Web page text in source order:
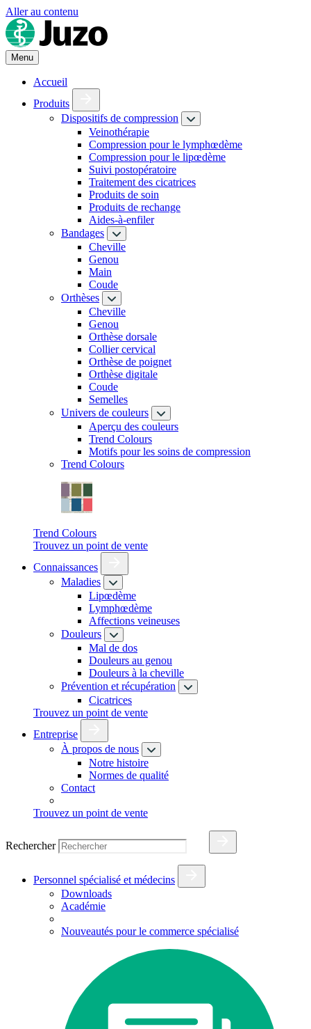
Aller au contenu
Menu
Accueil
Produits
Dispositifs de compression
Veinothérapie
Compression pour le lymphœdème
Compression pour le lipœdème
Suivi postopératoire
Traitement des cicatrices
Produits de soin
Produits de rechange
Aides-à-enfiler
Bandages
Cheville
Genou
Main
Coude
Orthèses
Cheville
Genou
Orthèse dorsale
Collier cervical
Orthèse de poignet
Orthèse digitale
Coude
Semelles
Univers de couleurs
Aperçu des couleurs
Trend Colours
Motifs pour les soins de compression
Trend Colours
Trend Colours
Trouvez un point de vente
Connaissances
Maladies
Lipœdème
Lymphœdème
Affections veineuses
Douleurs
Mal de dos
Douleurs au genou
Douleurs à la cheville
Prévention et récupération
Cicatrices
Trouvez un point de vente
Entreprise
À propos de nous
Notre histoire
Normes de qualité
Contact
Trouvez un point de vente
Rechercher
Personnel spécialisé et médecins
Downloads
Académie
Nouveautés pour le commerce spécialisé